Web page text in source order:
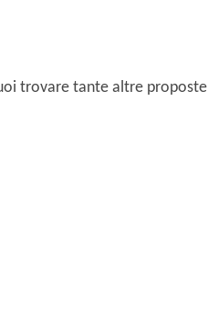
trovare tante altre proposte